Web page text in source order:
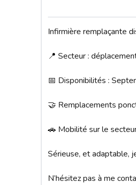
Infirmière remplaçante
📍 Secteur :
📅 Disponibilités :
🤝 Remplacements
🚗 Mobilité sur le
Sérieuse, et adaptable,
N’hésitez pas à me